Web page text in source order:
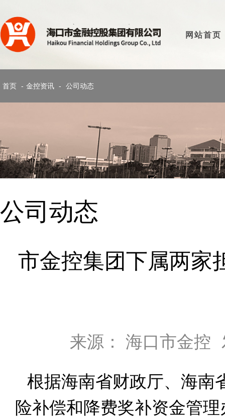
网站首页
首页 - 金控资讯 - 公司动态
公司动态
市金控集团下属两家
来源： 海口市金控
根据海南省财政厅、海南
险补偿和降费奖补资金管